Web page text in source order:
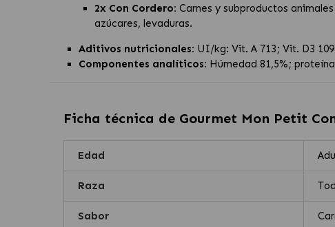
2x Con Cordero: Carnes y subproductos
azúcares, levaduras.
Aditivos nutricionales: UI/kg: Vit. A 713; Vit. D3
Componentes analíticos: Húmedad 81,5%;
Ficha técnica de Gourmet Mon Petit
Edad
Raza
Sabor